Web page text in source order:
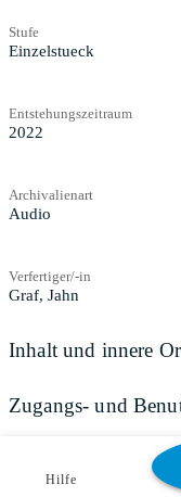
Stufe
Einzelstueck
Entstehungszeitraum
2022
Archivalienart
Audio
Verfertiger/-in
Graf, Jahn
Inhalt und innere
Zugangs- und
Hilfe